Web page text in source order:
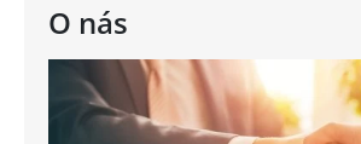
O nás